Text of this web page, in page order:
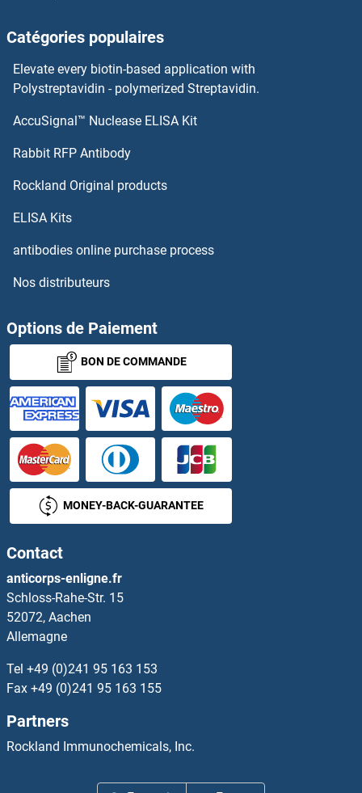
SHC2 Anticorps
SHC1 Anticorps
SHBG Anticorps
SHPK Anticorps
SHPRH Anticorps
SHQ1 Anticorps
SHROOM1 Anticorps
SHROOM2 Anticorps
SHROOM3 Anticorps
Shugoshin Anticorps
SIAE Anticorps
SIAH1 Anticorps
SIAH2 Anticorps
Sialic Acid Binding Ig-Like Lectin 15 Anticorps
Sialidase 4 Anticorps
Sialoadhesin/CD169 Anticorps
Catégories populaires
Elevate every biotin-based application with
Polystreptavidin - polymerized Streptavidin.
AccuSignal™ Nuclease ELISA Kit
Rabbit RFP Antibody
Rockland Original products
ELISA Kits
antibodies online purchase process
Nos distributeurs
Options de Paiement
BON DE COMMANDE
MONEY-BACK-GUARANTEE
Contact
anticorps-enligne.fr
Schloss-Rahe-Str. 15
52072, Aachen
Allemagne
Tel +49 (0)241 95 163 153
Fax +49 (0)241 95 163 155
Partners
Rockland Immunochemicals, Inc.